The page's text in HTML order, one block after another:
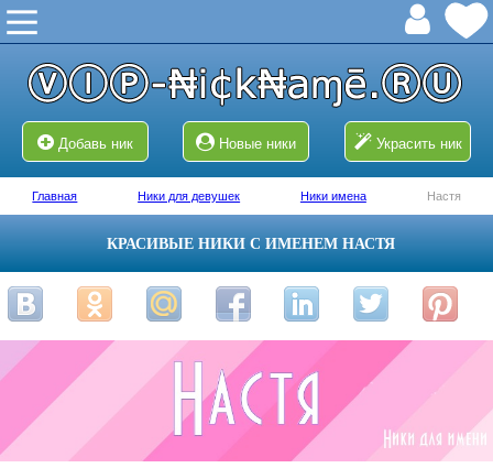
Добавь ник Новые ники Украсить ник
Главная Ники для девушек Ники имена Настя
КРАСИВЫЕ НИКИ С ИМЕНЕМ НАСТЯ